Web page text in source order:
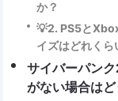
か？
💡2. PS5と
イズはどれくら
サイバーパン
がない場合はど